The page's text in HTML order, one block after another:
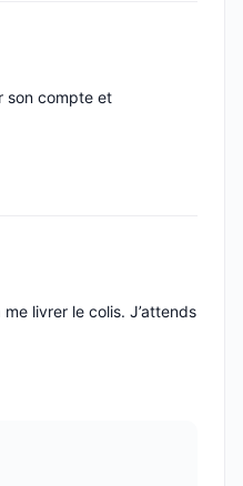
son compte et
me livrer le colis. J’attends